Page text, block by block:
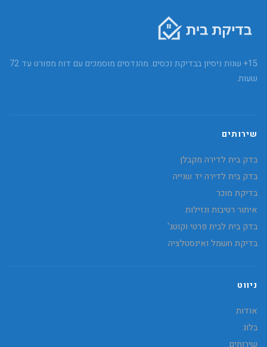
15+ שנות ניסיון בבדיקת נכסים. מהנדסים מוסמכים עם דוח מפורט עד 72
שעות.
שירותים
בדק בית לדירה מקבלן
בדק בית לדירה יד שנייה
בדיקת מוכר
איתור רטיבות ונזילות
בדק בית לבית פרטי וקוטג'
בדיקת חשמל ואינסטלציה
ניווט
אודות
בלוג
שירותים